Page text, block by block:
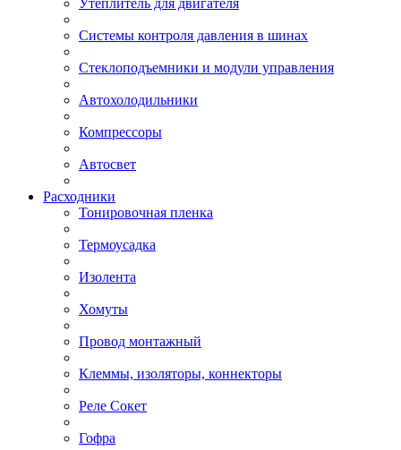
Утеплитель для двигателя
Системы контроля давления в шинах
Стеклоподъемники и модули управления
Автохолодильники
Компрессоры
Автосвет
Расходники
Тонировочная пленка
Термоусадка
Изолента
Хомуты
Провод монтажный
Клеммы, изоляторы, коннекторы
Реле Сокет
Гофра